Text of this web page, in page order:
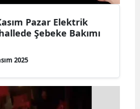
Pazar Elektrik
Şebeke Bakımı
2025